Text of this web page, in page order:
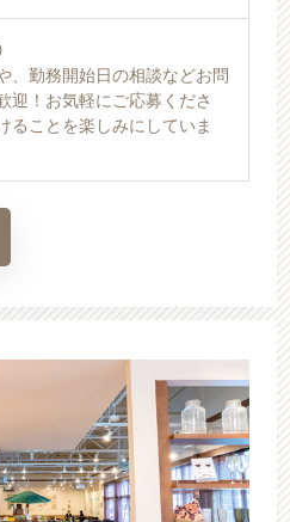
、勤務開始日の相談などお問
迎！お気軽にご応募くださ
ることを楽しみにしていま